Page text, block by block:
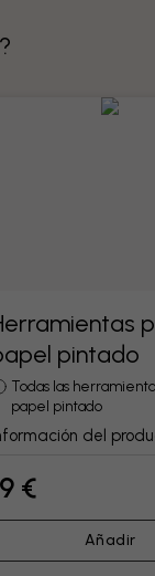
pintado
Todas las
papel pintado
del
€
Añadir